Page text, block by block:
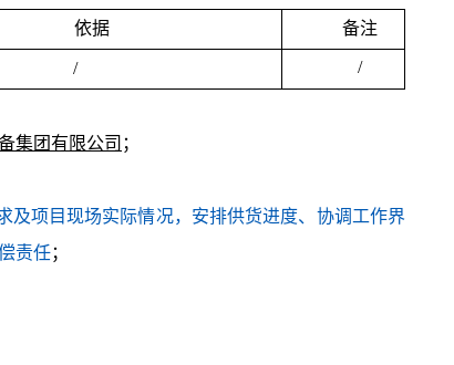
依据 备注
/ /
集团有限公司 ；
及项目现场实际情况，安排供货进度、协调工作界
责任；